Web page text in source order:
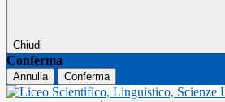
Chiudi
Conferma
Annulla Conferma